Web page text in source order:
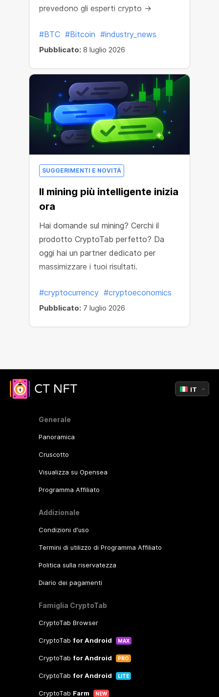
prevedono gli esperti crypto →
#BTC #Bitcoin #industry_news
Pubblicato: 8 luglio 2026
SUGGERIMENTI E NOVITÀ
Il mining più intelligente inizia
ora
Hai domande sul mining? Cerchi il
prodotto CryptoTab perfetto? Da
oggi hai un partner dedicato per
massimizzare i tuoi risultati.
#cryptocurrency #cryptoeconomics
Pubblicato: 7 luglio 2026
Generale
Panoramica
Cruscotto
Visualizza su Opensea
Programma Affiliato
Addizionale
Condizioni d'uso
Termini di utilizzo di Programma Affiliato
Politica sulla riservatezza
Diario dei pagamenti
Famiglia CryptoTab
CryptoTab Browser
CryptoTab for Android MAX
CryptoTab for Android PRO
CryptoTab for Android LITE
CryptoTab Farm NEW
IT